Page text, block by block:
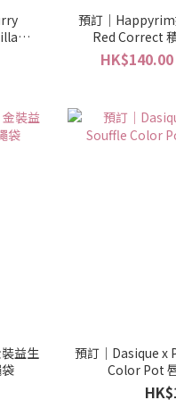
預訂｜
Red Correct
益生
預訂｜Dasique x
Color Pot